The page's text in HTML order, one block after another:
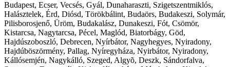
Budapest, Ecser, Vecsés, Gyál, Dunaharaszti, Szigetszentmiklós,
Halásztelek, Érd, Diósd, Törökbálint, Budaörs, Budakeszi, Solymár,
Pilisborosjenő, Üröm, Budakalász, Dunakeszi, Fót, Csömör,
Kistarcsa, Nagytarcsa, Pécel, Maglód, Biatorbágy, Göd,
Hajdúszoboszló, Debrecen, Nyírbátor, Nagyhegyes, Nyiradony,
Hajdúböszörmény, Pallag, Nyíregyháza, Nyirbátor, Nyiradony,
Kállósemjén, Nagykálló, Szeged, Algyõ, Deszk, Sándorfalva,